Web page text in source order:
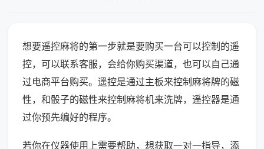
想要遥控麻将的第一步就是要购买一台可以控制的遥
控，可以联系客服，会给你购买渠道，也可以自己通
过电商平台购买。遥控是通过主板来控制麻将牌的磁
性，和骰子的磁性来控制麻将机来洗牌，遥控器是通
过你预先编好的程序。
若你在仪器使用上需要帮助，想获取一对一指导，添